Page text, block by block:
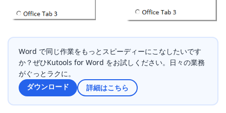
Word で同じ作業をもっとスピーディーにこなしたいです
か？ぜひKutools for Word をお試しください。日々の業務
がぐっとラクに。
ダウンロード
詳細はこちら